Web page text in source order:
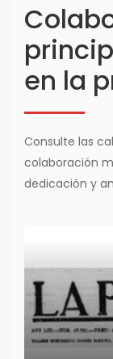
en la
Consulte las
colaboración
dedicación y